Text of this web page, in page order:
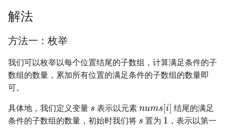
20. 表示数值的字符串
偶数前面
22. 链表中倒数第 k 个节点
24. 反转链表
25. 合并两个排序的链表
19. 最多删除一个字符得到回
文
20. 回文子字符串的个数
21. 删除链表的倒数第 n 个结
3.2. 栈的最小值
3.4. 化栈为队
3.5. 栈排序
3.6. 动物收容所
解法
方法一：枚举
我们可以枚举以每个位置结尾的子数组，计算满足条件的子
数组的数量，累加所有位置的满足条件的子数组的数量即
可。
具体地，我们定义变量 表示以元素
s[ ]
结尾的满足
条件的子数组的数量，初始时我们将
s
置为
1
，表示以第一